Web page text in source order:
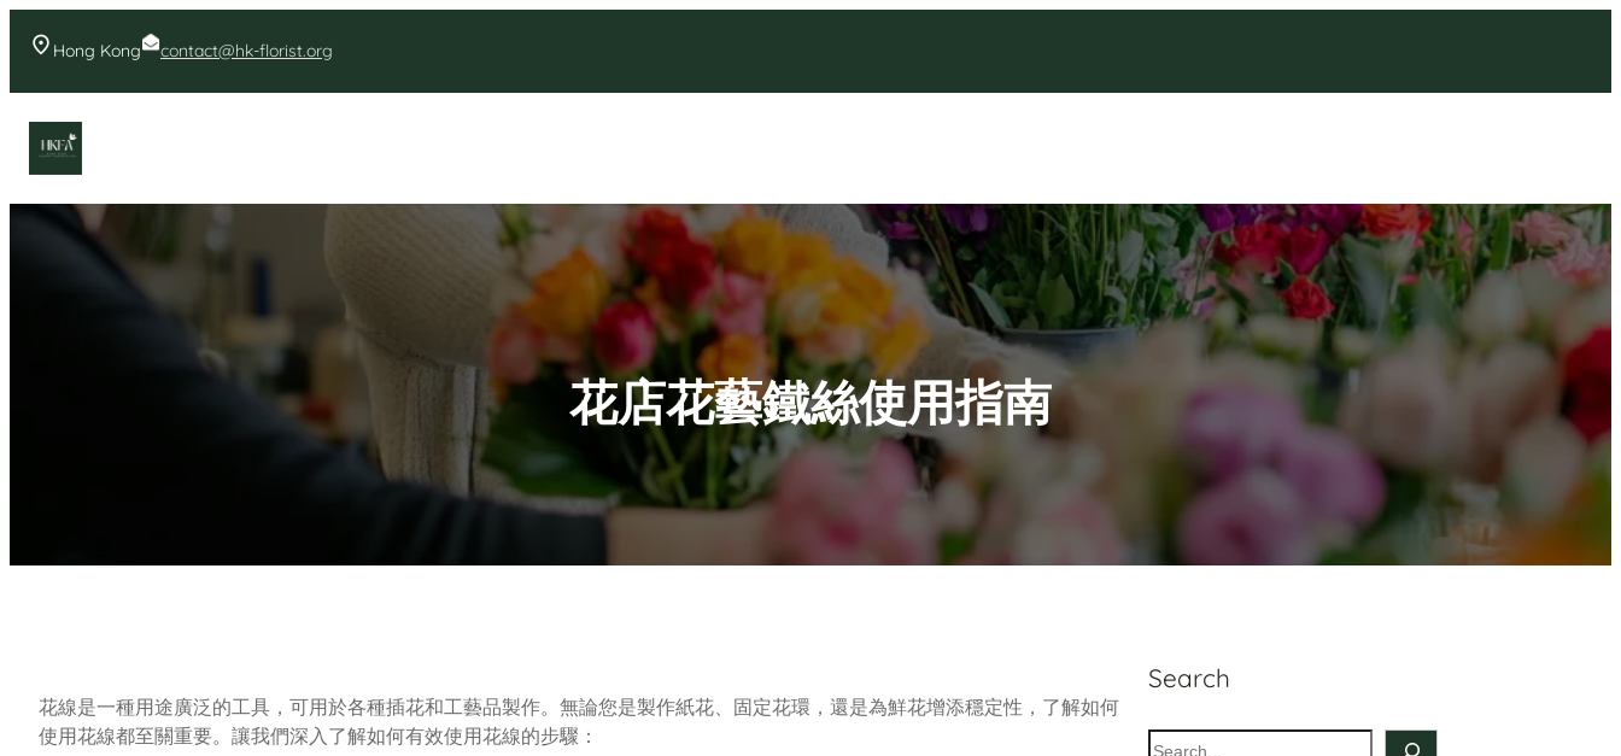
Hong Kong contact@hk-florist.org
花店花藝鐵絲使用指南
花線是一種用途廣泛的工具，可用於各種插花和工藝品製作。無論您是製作紙花、固定花環，還是為鮮花增添穩定性，了解如何
使用花線都至關重要。讓我們深入了解如何有效使用花線的步驟：
Search
S